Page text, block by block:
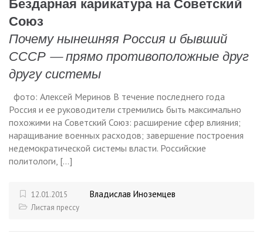
Бездарная карикатура на Советский
Союз
Почему нынешняя Россия и бывший
СССР — прямо противоположные друг
другу системы
фото: Алексей Меринов В течение последнего года
Россия и ее руководители стремились быть максимально
похожими на Советский Союз: расширение сфер влияния;
наращивание военных расходов; завершение построения
недемократической системы власти. Российские
политологи, […]
12.01.2015 Владислав Иноземцев
Листая прессу